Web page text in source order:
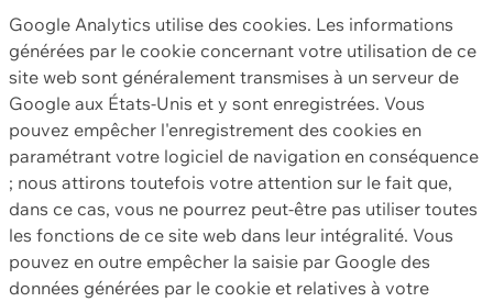
Google Analytics utilise des cookies. Les informations
générées par le cookie concernant votre utilisation de ce
site web sont généralement transmises à un serveur de
Google aux États-Unis et y sont enregistrées. Vous
pouvez empêcher l'enregistrement des cookies en
paramétrant votre logiciel de navigation en conséquence
; nous attirons toutefois votre attention sur le fait que,
dans ce cas, vous ne pourrez peut-être pas utiliser toutes
les fonctions de ce site web dans leur intégralité. Vous
pouvez en outre empêcher la saisie par Google des
données générées par le cookie et relatives à votre